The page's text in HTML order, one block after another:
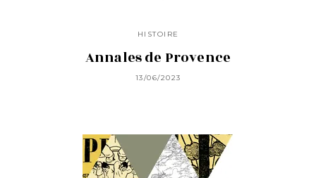
HISTOIRE
Annales de Provence
13/06/2023